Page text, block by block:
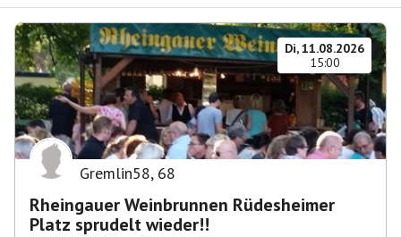
Di, 11.08.2026
15:00
Gremlin58, 68
Rheingauer Weinbrunnen Rüdesheimer
Platz sprudelt wieder!!